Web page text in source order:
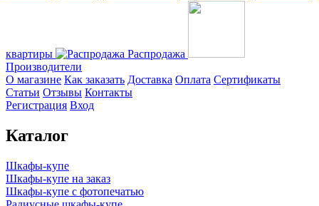
квартиры
Распродажа
Производители
О магазине Как заказать Доставка Оплата Сертификаты
Статьи Отзывы Контакты
Регистрация Вход
Каталог
Шкафы-купе
Шкафы-купе на заказ
Шкафы-купе с фотопечатью